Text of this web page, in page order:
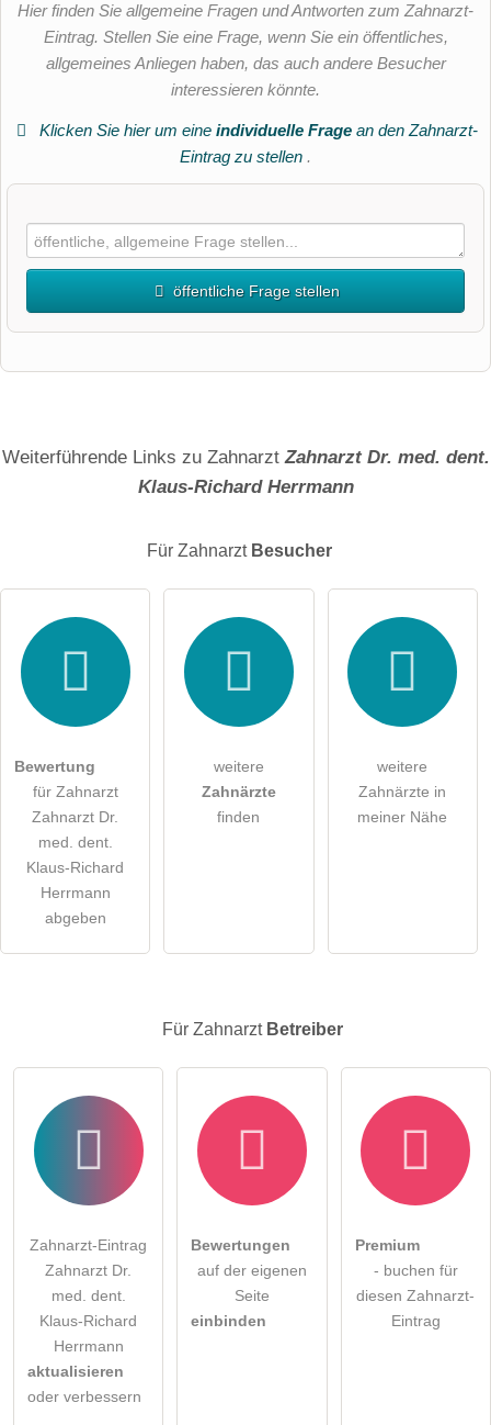
Hier finden Sie allgemeine Fragen und Antworten zum Zahnarzt-
Eintrag. Stellen Sie eine Frage, wenn Sie ein öffentliches,
allgemeines Anliegen haben, das auch andere Besucher
interessieren könnte.
Klicken Sie hier um eine individuelle Fragean den Zahnarzt-
Eintrag zu stellen .
öffentliche Frage stellen
Hiermit akzeptiere ich die .
Die Datenschutzerklärunghabe ich zur Kenntnis genommen.
Klicken Sie hier um eine
Zahnarzt-Eintrag zu stellen
Weiterführende Links zu Zahnarzt Zahnarzt Dr. med. dent.
Klaus-Richard Herrmann
Für Zahnarzt Besucher
Bewertung
für Zahnarzt
Zahnarzt Dr.
med. dent.
Klaus-Richard
Herrmann
abgeben
weitere
Zahnärzte
finden
weitere
Zahnärzte in
meiner Nähe
Für Zahnarzt Betreiber
Zahnarzt-Eintrag
Zahnarzt Dr.
med. dent.
Klaus-Richard
Herrmann
aktualisieren
oder verbessern
Bewertungen
auf der eigenen
Seite
einbinden
Premium
- buchen für
diesen Zahnarzt-
Eintrag